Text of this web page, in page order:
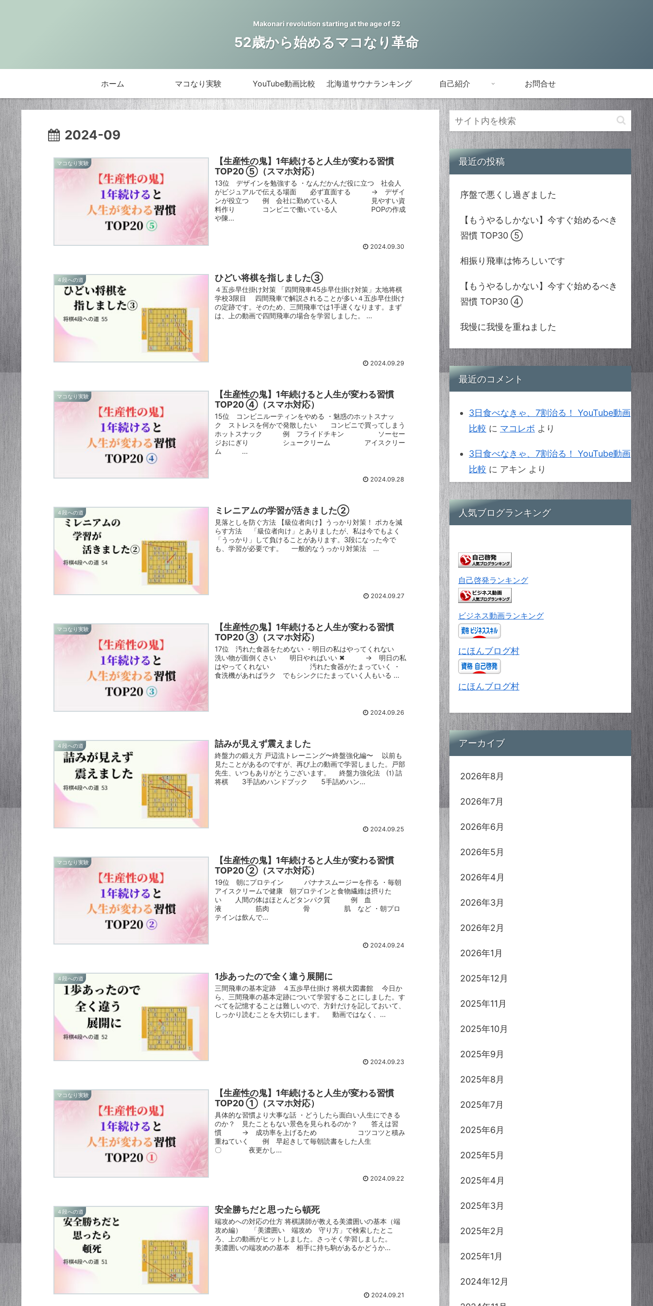
Makonari revolution starting at the age of 52
52歳から始めるマコなり革命
ホーム マコなり実験 YouTube動画比較 北海道サウナランキング 自己紹介 お問合せ
2024-09
マコなり実験
【生産性の鬼】1年続けると人生が変わる習慣
TOP20 ⑤（スマホ対応）
13位 デザインを勉強する ・なんだかんだ役に立つ 社会人
がビジュアルで伝える場面 必ず直面する → デザイ
ンが役立つ 例 会社に勤めている人 見やすい資
料作り コンビニで働いている人 POPの作成
や陳...
2024.09.30
４段への道 ひどい将棋を指しました③
４五歩早仕掛け対策 「四間飛車45歩早仕掛け対策」太地将棋
学校3限目 四間飛車で解説されることが多い４五歩早仕掛け
の定跡です。そのため、三間飛車では1手遅くなります。まず
は、上の動画で四間飛車の場合を学習しました。 ...
2024.09.29
マコなり実験
【生産性の鬼】1年続けると人生が変わる習慣
TOP20 ④（スマホ対応）
15位 コンビニルーティンをやめる ・魅惑のホットスナッ
ク ストレスを何かで発散したい コンビニで買ってしまう
ホットスナック 例 フライドチキン ソーセー
ジおにぎり シュークリーム アイスクリー
ム ...
2024.09.28
４段への道 ミレニアムの学習が活きました②
見落としを防ぐ方法 【級位者向け】うっかり対策！ ポカを減
らす方法 「級位者向け」とありましたが、私は今でもよく
「うっかり」して負けることがあります。3段になった今で
も、学習が必要です。 一般的なうっかり対策法 ...
2024.09.27
マコなり実験
【生産性の鬼】1年続けると人生が変わる習慣
TOP20 ③（スマホ対応）
17位 汚れた食器をためない ・明日の私はやってくれない
洗い物が面倒くさい 明日やればいい ✖ → 明日の私
はやってくれない 汚れた食器がたまっていく ・
食洗機があればラク でもシンクにたまっていく人もいる ...
2024.09.26
４段への道 詰みが見えず震えました
終盤力の鍛え方 戸辺流トレーニング〜終盤強化編〜 以前も
見たことがあるのですが、再び上の動画で学習しました。戸部
先生、いつもありがとうございます。 終盤力強化法 ⑴ 詰
将棋 3手詰めハンドブック 5手詰めハン...
2024.09.25
マコなり実験
【生産性の鬼】1年続けると人生が変わる習慣
TOP20 ②（スマホ対応）
19位 朝にプロテイン バナナスムージーを作る ・毎朝
アイスクリームで健康 朝プロテインと食物繊維は摂りた
い 人間の体はほとんどタンパク質 例 血
液 筋肉 骨 肌 など ・朝プロ
テインは飲んで...
2024.09.24
４段への道 1歩あったので全く違う展開に
三間飛車の基本定跡 ４五歩早仕掛け 将棋大図書館 今日か
ら、三間飛車の基本定跡について学習することにしました。す
べてを記憶することは難しいので、方針だけを記しておいて、
しっかり読むことを大切にします。 動画ではなく、...
2024.09.23
マコなり実験
【生産性の鬼】1年続けると人生が変わる習慣
TOP20 ①（スマホ対応）
具体的な習慣より大事な話 ・どうしたら面白い人生にできる
のか？ 見たこともない景色を見られるのか？ 答えは習
慣 → 成功率を上げるため コツコツと積み
重ねていく 例 早起きして毎朝読書をした人生
〇 夜更かし...
2024.09.22
４段への道 安全勝ちだと思ったら頓死
端攻めへの対応の仕方 将棋講師が教える美濃囲いの基本（端
攻め編） 「美濃囲い 端攻め 守り方」で検索したとこ
ろ、上の動画がヒットしました。さっそく学習しました。
美濃囲いの端攻めの基本 相手に持ち駒があるかどうか...
2024.09.21
最近の投稿
序盤で悪くし過ぎました
【もうやるしかない】今すぐ始めるべき
習慣 TOP30 ⑤
相振り飛車は怖ろしいです
【もうやるしかない】今すぐ始めるべき
習慣 TOP30 ④
我慢に我慢を重ねました
最近のコメント
3日食べなきゃ、7割治る！ YouTube動画
比較 に マコレボ より
3日食べなきゃ、7割治る！ YouTube動画
比較 に アキン より
人気ブログランキング
自己啓発ランキング
ビジネス動画ランキング
にほんブログ村
にほんブログ村
アーカイブ
2026年8月
2026年7月
2026年6月
2026年5月
2026年4月
2026年3月
2026年2月
2026年1月
2025年12月
2025年11月
2025年10月
2025年9月
2025年8月
2025年7月
2025年6月
2025年5月
2025年4月
2025年3月
2025年2月
2025年1月
2024年12月